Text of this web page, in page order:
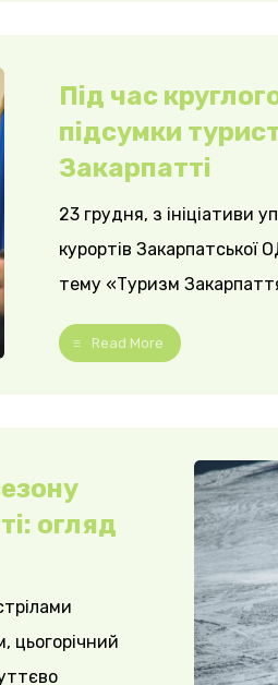
Під час
підсумки
Закарпатті
23 грудня, з ініціативи
курортів Закарпатської
тему «Туризм
Read More
огляд
цьогорічний